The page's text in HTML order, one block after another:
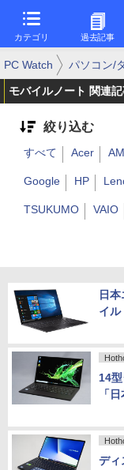
カテゴリ 過去記事
PC Watch パソコン/
モバイルノート 関連
絞り込む
すべて Acer
Google HP
TSUKUMO VAIO
ド
LAVIE
レッツノート
日
イル
14
「
ディ